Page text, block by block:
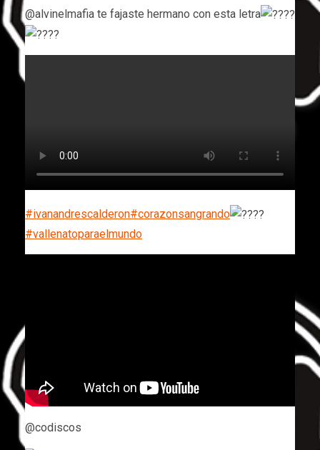
@alvinelmafia te fajaste hermano con esta letra
#ivanandrescalderon#corazonsangrando
#vallenatoparaelmundo
@codiscos